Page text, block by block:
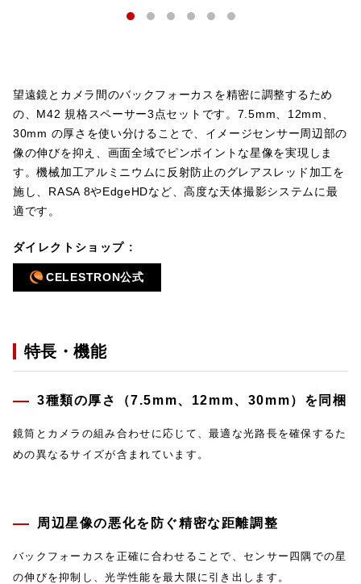
望遠鏡とカメラ間のバックフォーカスを精密に調整するため
の、M42 規格スペーサー3点セットです。7.5mm、12mm、
30mm の厚さを使い分けることで、イメージセンサー周辺部の
像の伸びを抑え、画面全域でピンポイントな星像を実現しま
す。機械加工アルミニウムに反射防止のグレアスレッド加工を
施し、RASA 8やEdgeHDなど、高度な天体撮影システムに最
適です。
ダイレクトショップ :
CELESTRON公式
特長・機能
3種類の厚さ（7.5mm、12mm、30mm）を同梱
鏡筒とカメラの組み合わせに応じて、最適な光路長を確保するた
めの異なるサイズが含まれています。
周辺星像の悪化を防ぐ精密な距離調整
バックフォーカスを正確に合わせることで、センサー四隅での星
の伸びを抑制し、光学性能を最大限に引き出します。